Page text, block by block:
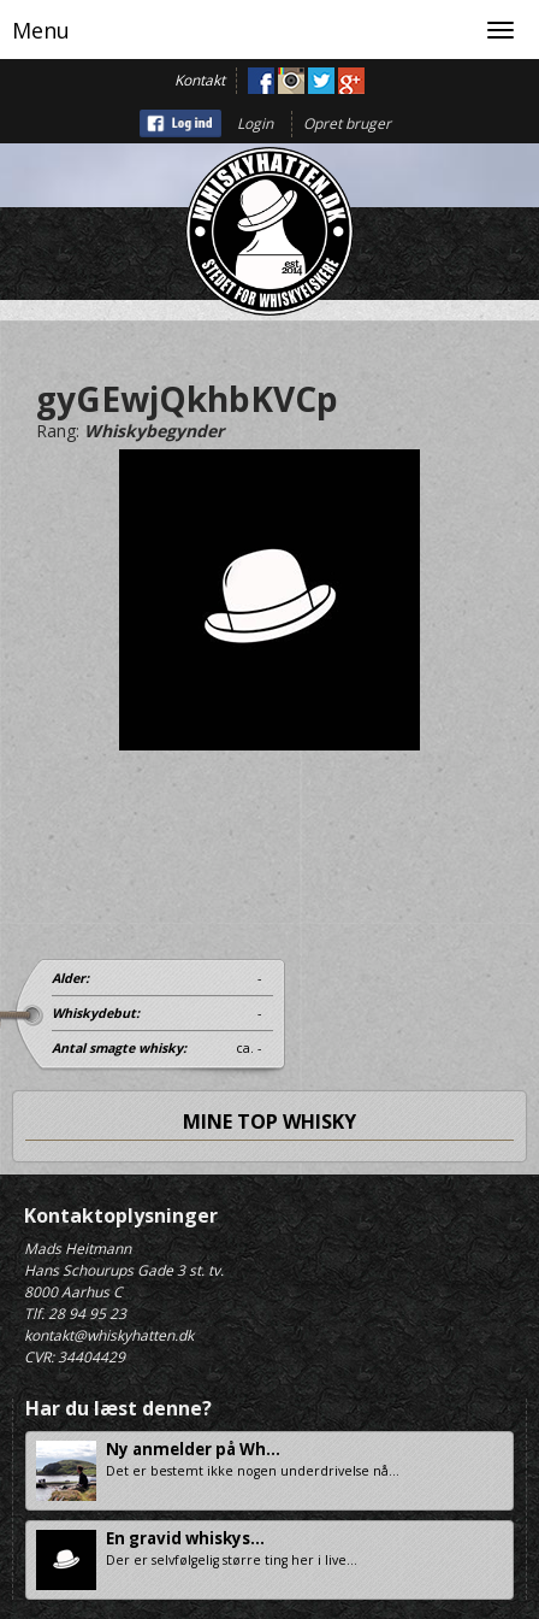
Kontakt
Login Opret bruger
Menu
gyGEwjQkhbKVCp
Rang: Whiskybegynder
Alder: -
Whiskydebut: -
Antal smagte whisky: ca. -
MINE TOP WHISKY
Kontaktoplysninger
Mads Heitmann
Hans Schourups Gade 3 st. tv.
8000 Aarhus C
Tlf. 28 94 95 23
kontakt@whiskyhatten.dk
CVR: 34404429
Har du læst denne?
Ny anmelder på Wh...
Det er bestemt ikke nogen underdrivelse nå...
En gravid whiskys...
Der er selvfølgelig større ting her i live...